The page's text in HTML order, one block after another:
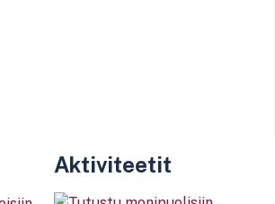
Aktiviteetit